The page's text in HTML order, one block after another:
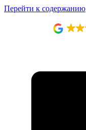
Перейти к содержанию